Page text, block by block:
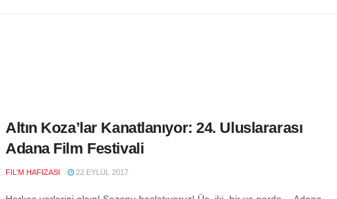
Altın Koza’lar Kanatlanıyor: 24. Uluslararası
Adana Film Festivali
FIL'M HAFIZASI 22 EYLÜL 2017